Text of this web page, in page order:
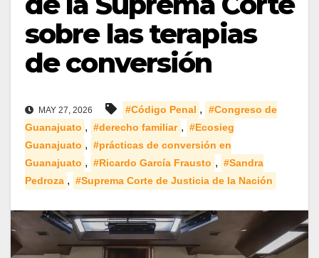
sobre las terapias
de conversión
MAY 27, 2026 #Código Penal ,
#Congreso de
Guanajuato , #derecho familiar , #Ecosieg
Guanajuato , #prácticas de conversión en
Guanajuato , #Ricardo García Frausto , #Sandra
Pedroza , #Suprema Corte de Justicia de la Nación